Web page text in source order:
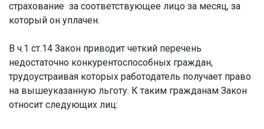
страхование за соответствующее лицо за месяц, за
который он уплачен.
В ч.1 ст.14 Закон приводит четкий перечень
недостаточно конкурентоспособных граждан,
трудоустраивая которых работодатель получает право
на вышеуказанную льготу. К таким гражданам Закон
относит следующих лиц: